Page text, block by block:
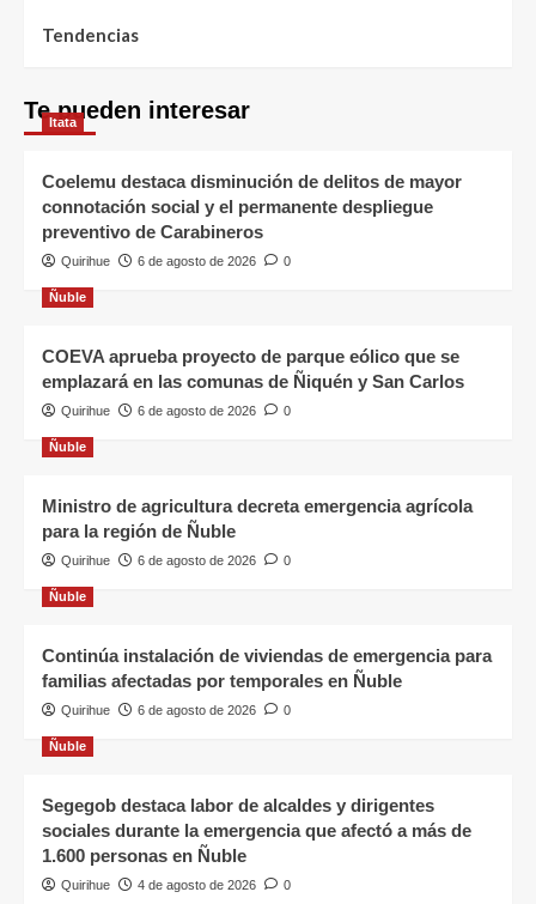
Tendencias
Te pueden interesar
Itata
Coelemu destaca disminución de delitos de mayor
connotación social y el permanente despliegue
preventivo de Carabineros
Quirihue 6 de agosto de 2026 0
Ñuble
COEVA aprueba proyecto de parque eólico que se
emplazará en las comunas de Ñiquén y San Carlos
Quirihue 6 de agosto de 2026 0
Ñuble
Ministro de agricultura decreta emergencia agrícola
para la región de Ñuble
Quirihue 6 de agosto de 2026 0
Ñuble
Continúa instalación de viviendas de emergencia para
familias afectadas por temporales en Ñuble
Quirihue 6 de agosto de 2026 0
Ñuble
Segegob destaca labor de alcaldes y dirigentes
sociales durante la emergencia que afectó a más de
1.600 personas en Ñuble
Quirihue 4 de agosto de 2026 0